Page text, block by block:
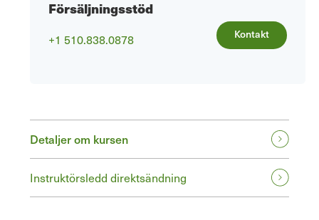
Försäljningsstöd
+1 510.838.0878 Kontakt
Detaljer om kursen
Instruktörsledd direktsändning